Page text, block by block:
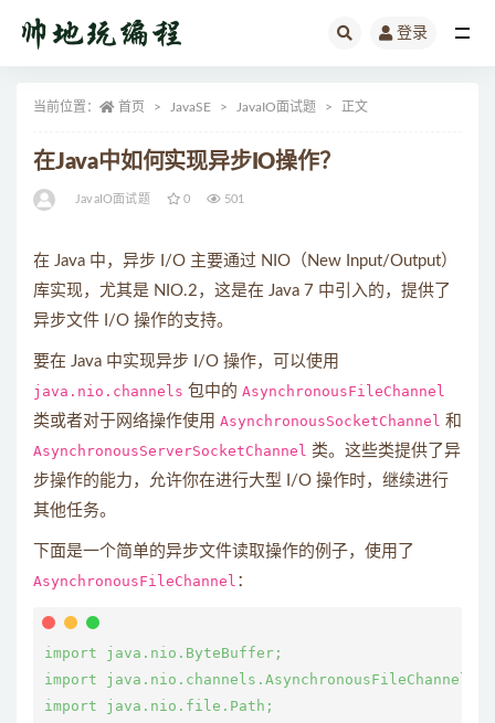
登录
当前位置： 首页 JavaSE JavaIO面试题 正文
在Java中如何实现异步IO操作？
JavaIO面试题 0 501
在 Java 中，异步 I/O 主要通过 NIO（New Input/Output）
库实现，尤其是 NIO.2，这是在 Java 7 中引入的，提供了
异步文件 I/O 操作的支持。
要在 Java 中实现异步 I/O 操作，可以使用
java.nio.channels 包中的 AsynchronousFileChannel
类或者对于网络操作使用 AsynchronousSocketChannel 和
AsynchronousServerSocketChannel 类。这些类提供了异
步操作的能力，允许你在进行大型 I/O 操作时，继续进行
其他任务。
下面是一个简单的异步文件读取操作的例子，使用了
AsynchronousFileChannel ：
import java.nio.ByteBuffer;
import java.nio.channels.AsynchronousFileChannel;
import java.nio.file.Path;